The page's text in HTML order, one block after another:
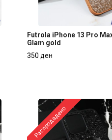
Futrola iPhone 13 Pro
Futrola iPhone 13 Pro
Glam gold
350 ден
Распродадено